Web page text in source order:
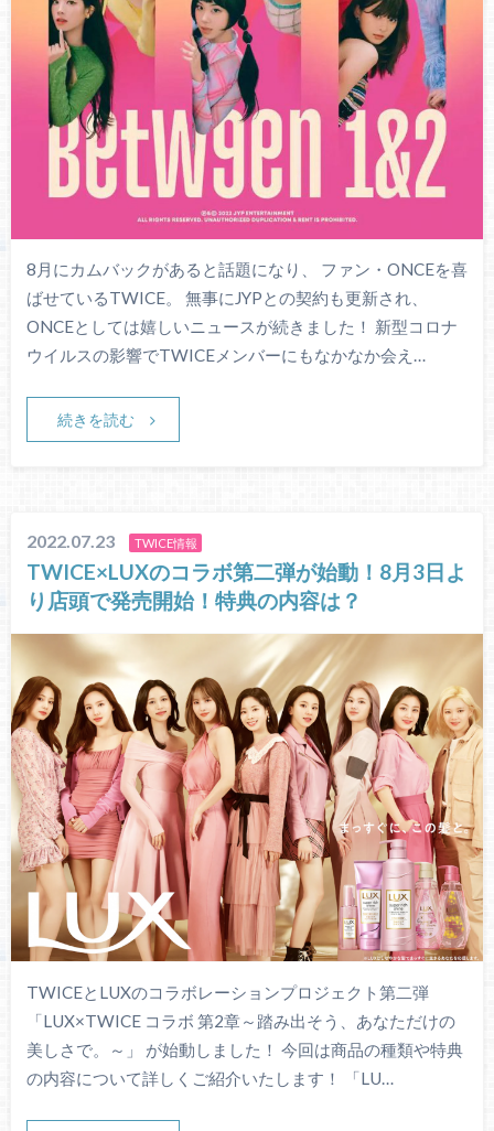
8月にカムバックがあると話題になり、 ファン・ONCEを喜
ばせているTWICE。 無事にJYPとの契約も更新され、
ONCEとしては嬉しいニュースが続きました！ 新型コロナ
ウイルスの影響でTWICEメンバーにもなかなか会え…
続きを読む
2022.07.23 TWICE情報
TWICE×LUXのコラボ第二弾が始動！8月3日よ
り店頭で発売開始！特典の内容は？
TWICEとLUXのコラボレーションプロジェクト第二弾
「LUX×TWICE コラボ 第2章～踏み出そう、あなただけの
美しさで。～」 が始動しました！ 今回は商品の種類や特典
の内容について詳しくご紹介いたします！ 「LU…